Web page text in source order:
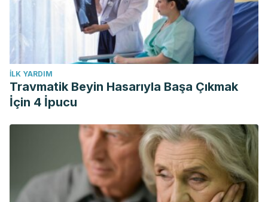
İLK YARDIM
Travmatik Beyin Hasarıyla Başa Çıkmak
İçin 4 İpucu